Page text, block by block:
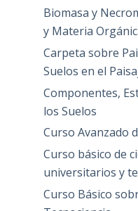
Biomasa y
y Materia
Carpeta sobre
Suelos en el
Componentes,
los Suelos
Curso Avanzado
Curso básico de
universitarios y
Curso Básico